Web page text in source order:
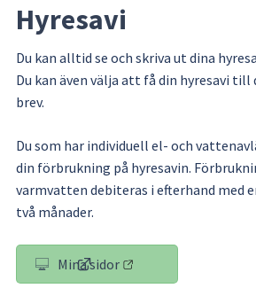
Hyresavi
Du kan alltid se och skriva ut dina
Du kan även välja att få din hyresavi
brev.
Du som har individuell el- och
din förbrukning på hyresavin.
varmvatten debiteras i efterhand med
två månader.
Mina sidor
(länk till annan webbplats)